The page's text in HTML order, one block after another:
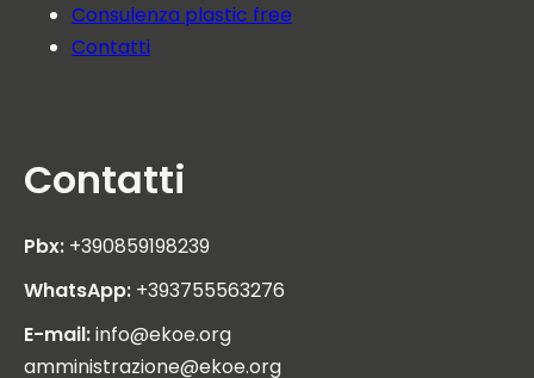
Consulenza plastic free
Contatti
Contatti
Pbx: +390859198239
WhatsApp: +393755563276
E-mail:info@ekoe.org
amministrazione@ekoe.org